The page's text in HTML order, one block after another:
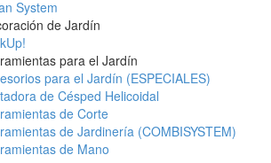
System
de Jardín
para el Jardín
para el Jardín (ESPECIALES)
de Césped Helicoidal
de Corte
de Jardinería (COMBISYSTEM)
de Mano